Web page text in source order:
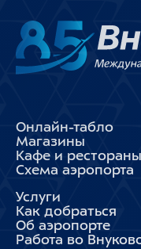
Онлайн-табло
Магазины
Кафе и рестораны
Схема аэропорта
Услуги
Как добраться
Об аэропорте
Работа во